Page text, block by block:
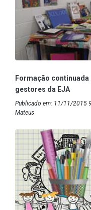
Formação
gestores da EJA
Publicado em: 11/11/2015
Mateus